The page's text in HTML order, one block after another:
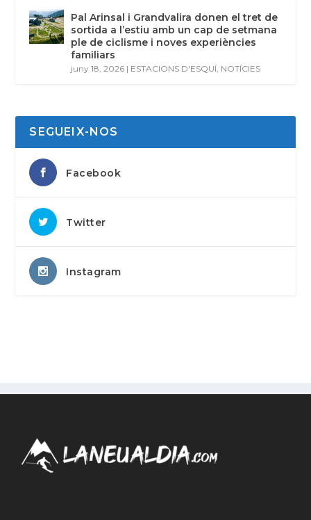
Pal Arinsal i Grandvalira donen el tret de
sortida a l’estiu amb un cap de setmana
ple de ciclisme i noves experiències
familiars
juny 18, 2026 | ESTACIONS D'ESQUÍ NOTÍCIES
SEGUEIX-NOS
Facebook
Twitter
Instagram